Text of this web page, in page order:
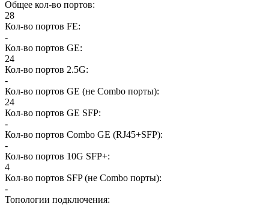
Общее кол-во портов:
28
Кол-во портов FE:
-
Кол-во портов GE:
24
Кол-во портов 2.5G:
-
Кол-во портов GE (не Combo порты):
24
Кол-во портов GE SFP:
-
Кол-во портов Combo GE (RJ45+SFP):
-
Кол-во портов 10G SFP+:
4
Кол-во портов SFP (не Combo порты):
-
Топологии подключения: